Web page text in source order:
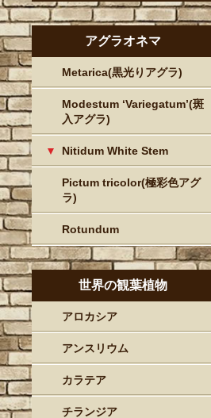
アグラオネマ
Metarica(黒光りアグラ)
Modestum ‘Variegatum’(斑
入アグラ)
Nitidum White Stem
Pictum tricolor(極彩色アグ
ラ)
Rotundum
世界の観葉植物
アロカシア
アンスリウム
カラテア
チランジア